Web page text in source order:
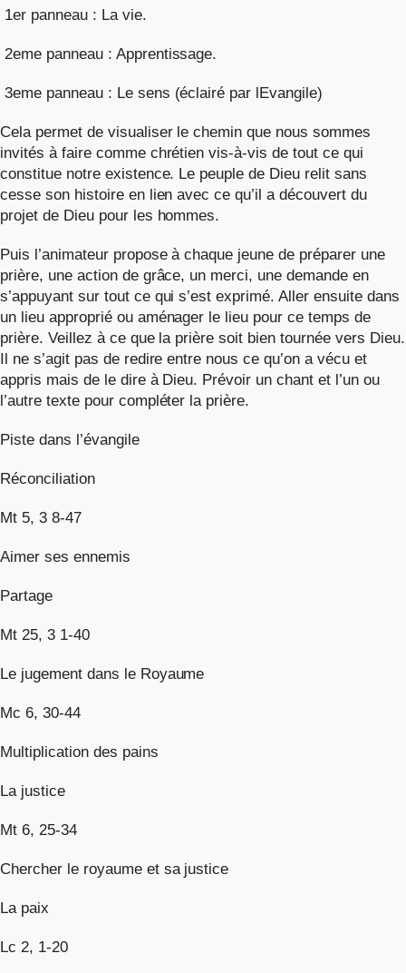
1er panneau : La vie.
2eme panneau : Apprentissage.
3eme panneau : Le sens (éclairé par lEvangile)
Cela permet de visualiser le chemin que nous sommes
invités à faire comme chrétien vis-à-vis de tout ce qui
constitue notre existence. Le peuple de Dieu relit sans
cesse son histoire en lien avec ce qu’il a découvert du
projet de Dieu pour les hommes.
Puis l’animateur propose à chaque jeune de préparer une
prière, une action de grâce, un merci, une demande en
s’appuyant sur tout ce qui s’est exprimé. Aller ensuite dans
un lieu approprié ou aménager le lieu pour ce temps de
prière. Veillez à ce que la prière soit bien tournée vers Dieu.
Il ne s’agit pas de redire entre nous ce qu’on a vécu et
appris mais de le dire à Dieu. Prévoir un chant et l’un ou
l’autre texte pour compléter la prière.
Piste dans l’évangile
Réconciliation
Mt 5, 3 8-47
Aimer ses ennemis
Partage
Mt 25, 3 1-40
Le jugement dans le Royaume
Mc 6, 30-44
Multiplication des pains
La justice
Mt 6, 25-34
Chercher le royaume et sa justice
La paix
Lc 2, 1-20